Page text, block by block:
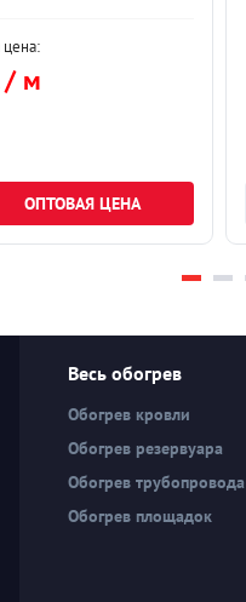
цена:
/ м
ОПТОВАЯ ЦЕНА
Весь обогрев
Обогрев кровли
Обогрев резервуара
Обогрев трубопровода
Обогрев площадок